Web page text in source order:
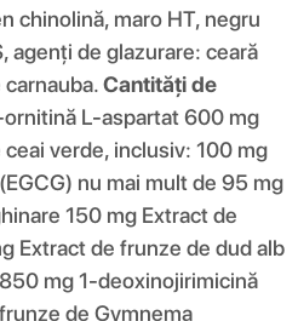
chinolină, maro HT, negru
agenți de glazurare: ceară
carnauba.Cantități de
L-aspartat 600 mg
verde, inclusiv: 100 mg
nu mai mult de 95 mg
150 mg Extract de
Extract de frunze de dud alb
mg 1-deoxinojirimicină
de Gymnema